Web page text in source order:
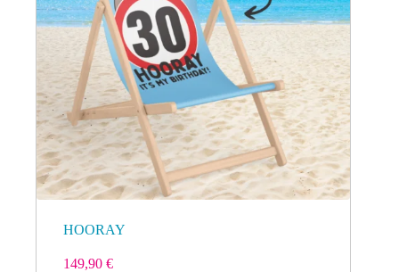
HOORAY
149,90 €